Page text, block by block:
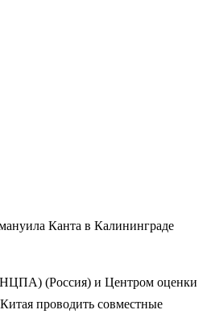
Канта в Калининграде
(НЦПА) (Россия) и Центром оценки
проводить совместные